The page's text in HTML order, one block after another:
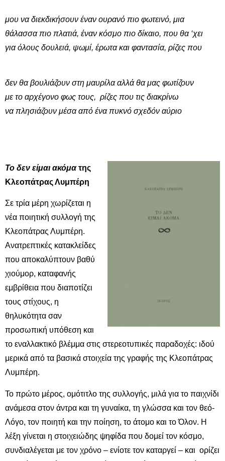
μου να διεκδικήσουν έναν ουρανό πιο φωτεινό, μια
θάλασσα πιο πλατιά, έναν κόσμο πιο δίκαιο, που θα ‘χει
για όλους δουλειά, ψωμί, έρωτα και φαντασία, ρίζες που
δεν θα βουλιάζουν στη μαυρίλα αλλά θα μας φωτίζουν
με το αρχέγονο φως τους, ρίζες που τις διακρίνω
να πλησιάζουν μέσα από ένα πυκνό σχεδόν αύριο
Το δεν είμαι ακόματης
Κλεοπάτρας Λυμπέρη
Σε τρία μέρη χωρίζεται η
νέα ποιητική συλλογή της
Κλεοπάτρας Λυμπέρη.
Ανατρεπτικές κατακλείδες
που αποκαλύπτουν βαθύ
χιούμορ, καταφανής
εμβρίθεια που διαποτίζει
τους στίχους, η
θηλυκότητα σαν
προσωπική υπόθεση και
το εναλλακτικό βλέμμα στις στερεοτυπικές παραδοχές: ιδού
μερικά από τα βασικά στοιχεία της γραφής της Κλεοπάτρας
Λυμπέρη.
Το πρώτο μέρος, ομότιτλο της συλλογής, μιλά για το παιχνίδι
ανάμεσα στον άντρα και τη γυναίκα, τη γλώσσα και τον θεό-
Λόγο, τον ποιητή και την ποίηση, το άτομο και το Όλον. Η
λέξη γίνεται η στοιχειώδης ψηφίδα που δομεί τον κόσμο,
συνδιαλέγεται με τον χρόνο – ενίοτε τον καταργεί – και ορίζει